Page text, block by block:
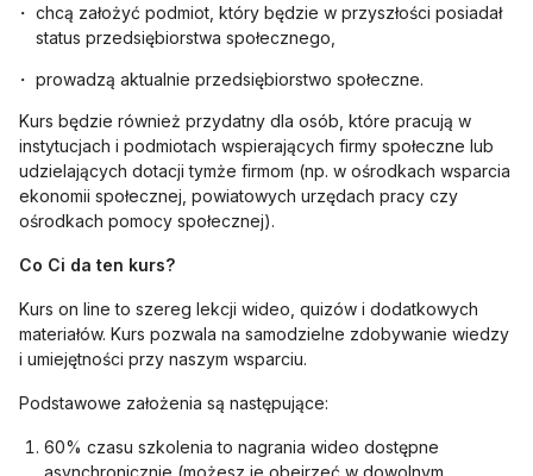
chcą założyć podmiot, który będzie w przyszłości posiadał
status przedsiębiorstwa społecznego,
prowadzą aktualnie przedsiębiorstwo społeczne.
Kurs będzie również przydatny dla osób, które pracują w
instytucjach i podmiotach wspierających firmy społeczne lub
udzielających dotacji tymże firmom (np. w ośrodkach wsparcia
ekonomii społecznej, powiatowych urzędach pracy czy
ośrodkach pomocy społecznej).
Co Ci da ten kurs?
Kurs on line to szereg lekcji wideo, quizów i dodatkowych
materiałów. Kurs pozwala na samodzielne zdobywanie wiedzy
i umiejętności przy naszym wsparciu.
Podstawowe założenia są następujące:
60% czasu szkolenia to nagrania wideo dostępne
asynchronicznie (możesz je obejrzeć w dowolnym